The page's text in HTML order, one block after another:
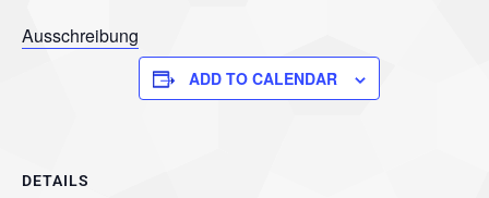
Ausschreibung
ADD TO CALENDAR
DETAILS